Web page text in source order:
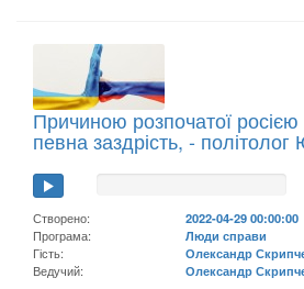
Причиною розпочатої росією
певна заздрість, -
Створено:
2022-04-29 00:00:00
Програма:
Люди справи
Гість:
Олександр
Ведучий:
Олександр